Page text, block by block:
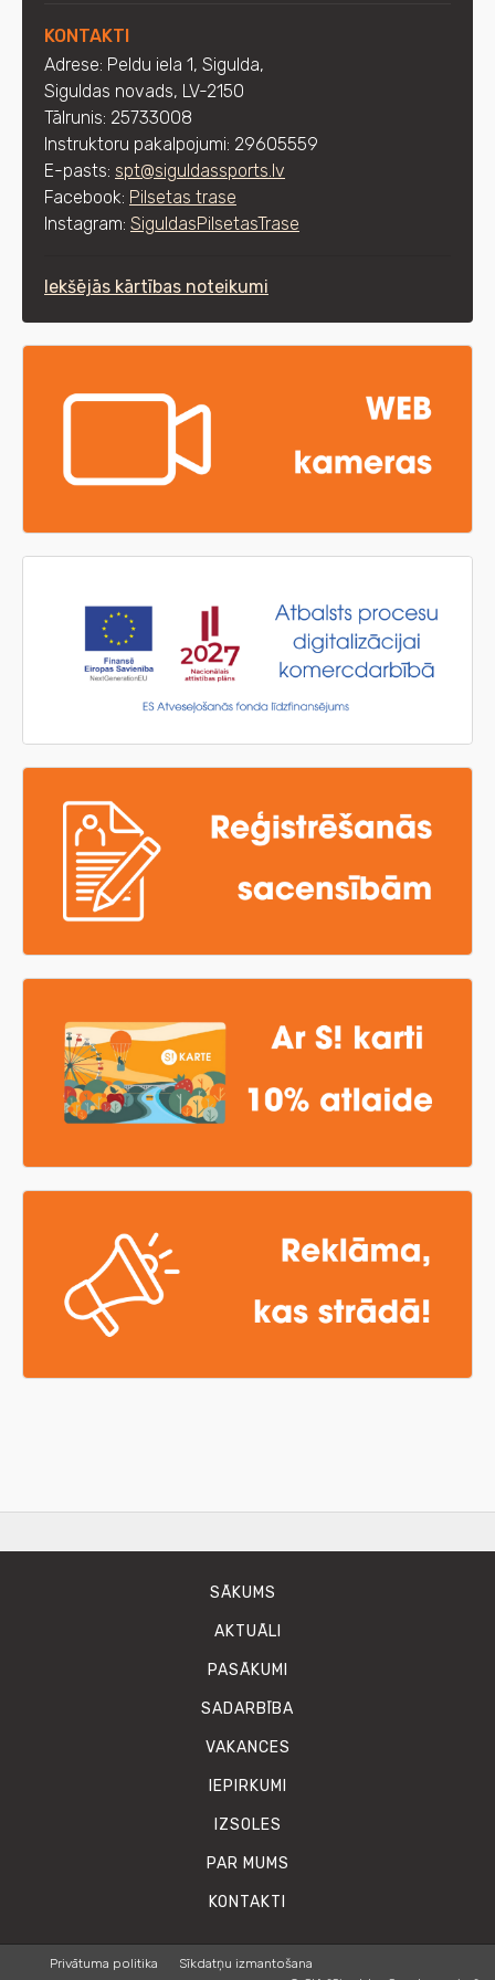
KONTAKTI
Adrese: Peldu iela 1, Sigulda,
Siguldas novads, LV-2150
Tālrunis: 25733008
Instruktoru pakalpojumi: 29605559
E-pasts: spt@siguldassports.lv
Facebook: Pilsetas trase
Instagram: SiguldasPilsetasTrase
Iekšējās kārtības noteikumi
SĀKUMS
AKTUĀLI
PASĀKUMI
SADARBĪBA
VAKANCES
IEPIRKUMI
IZSOLES
PAR MUMS
KONTAKTI
Privātuma politika
Sīkdatņu izmantošana